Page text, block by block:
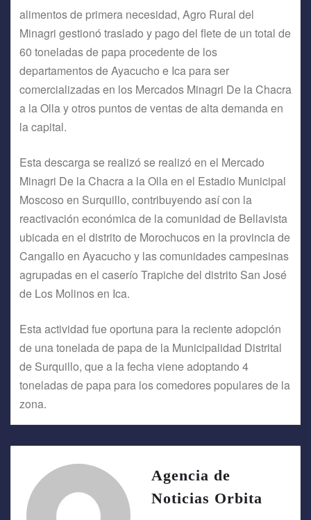
alimentos de primera necesidad, Agro Rural del
Minagri gestionó traslado y pago del flete de un total de
60 toneladas de papa procedente de los
departamentos de Ayacucho e Ica para ser
comercializadas en los Mercados Minagri De la Chacra
a la Olla y otros puntos de ventas de alta demanda en
la capital.
Esta descarga se realizó se realizó en el Mercado
Minagri De la Chacra a la Olla en el Estadio Municipal
Moscoso en Surquillo, contribuyendo así con la
reactivación económica de la comunidad de Bellavista
ubicada en el distrito de Morochucos en la provincia de
Cangallo en Ayacucho y las comunidades campesinas
agrupadas en el caserío Trapiche del distrito San José
de Los Molinos en Ica.
Esta actividad fue oportuna para la reciente adopción
de una tonelada de papa de la Municipalidad Distrital
de Surquillo, que a la fecha viene adoptando 4
toneladas de papa para los comedores populares de la
zona.
Agencia de
Noticias Orbita